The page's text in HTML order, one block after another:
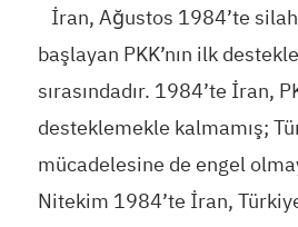
İran, Ağustos 1984’te
başlayan PKK’nın ilk
sırasındadır. 1984’te İran,
desteklemekle kalmamış;
mücadelesine de engel
Nitekim 1984’te İran,